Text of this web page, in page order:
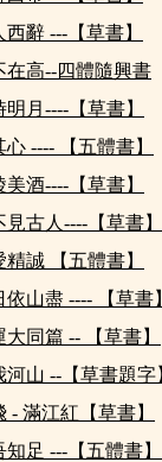
辭 ---【草書】
高--四體隨興書
月----【草書】
---- 【五體書】
酒----【草書】
古人----【草書】
誠 【五體書】
山盡 ---- 【草書
同篇 -- 【草書】
山 --【草書題字
- 滿江紅【草書】
足 ---【五體書】